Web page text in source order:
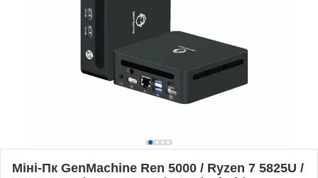
Міні-Пк GenMachine Ren 5000 / Ryzen 7 5825U /